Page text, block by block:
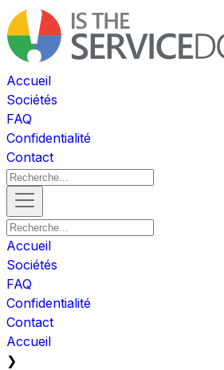
Accueil
Sociétés
FAQ
Confidentialité
Contact
Accueil
Sociétés
FAQ
Confidentialité
Contact
Accueil
❯